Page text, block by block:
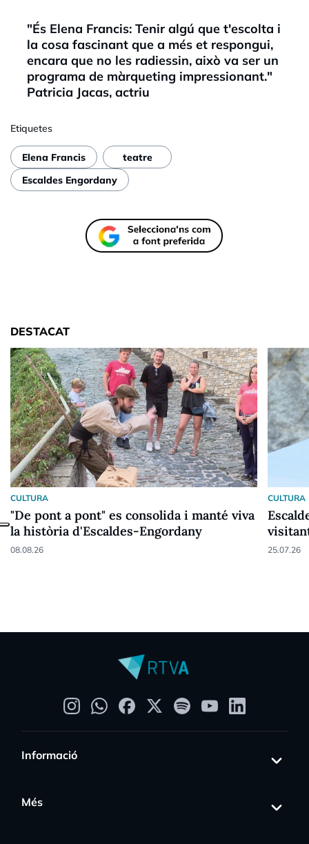
"És Elena Francis: Tenir algú que t'escolta i
la cosa fascinant que a més et respongui,
encara que no les radiessin, això va ser un
programa de màrqueting impressionant."
Patricia Jacas, actriu
Etiquetes
Elena Francis
teatre
Escaldes Engordany
DESTACAT
CULTURA
"De pont a pont" es consolida i manté viva
la història d'Escaldes-Engordany
08.08.26
CULTURA
25.07.26
Informació
Més